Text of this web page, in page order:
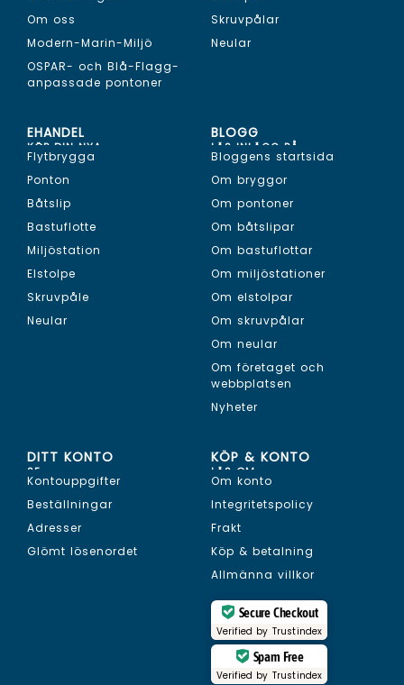
Om oss
Modern-Marin-Miljö
OSPAR- och Blå-Flagg-
anpassade pontoner
Skruvpålar
Neular
EHANDEL
KÖP DIN NYA...
Flytbrygga
Ponton
Båtslip
Bastuflotte
Miljöstation
Elstolpe
Skruvpåle
Neular
BLOGG
LÄS INLÄGG PÅ...
Bloggens startsida
Om bryggor
Om pontoner
Om båtslipar
Om bastuflottar
Om miljöstationer
Om elstolpar
Om skruvpålar
Om neular
Om företaget och
webbplatsen
Nyheter
DITT KONTO
SE...
Kontouppgifter
Beställningar
Adresser
Glömt lösenordet
KÖP & KONTO
LÄS OM...
Om konto
Integritetspolicy
Frakt
Köp & betalning
Allmänna villkor
Secure Checkout
Verified by Trustindex
Spam Free
Verified by Trustindex